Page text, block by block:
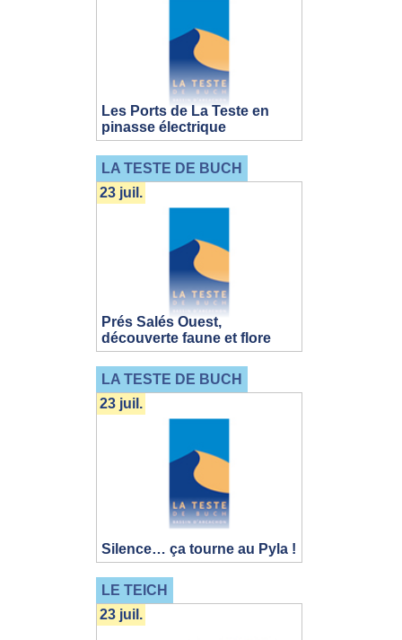
Les Ports de La Teste en
pinasse électrique
LA TESTE DE BUCH
Prés Salés Ouest,
découverte faune et flore
23 juil.
LA TESTE DE BUCH
Silence… ça tourne au Pyla !
23 juil.
LE TEICH
23 juil.